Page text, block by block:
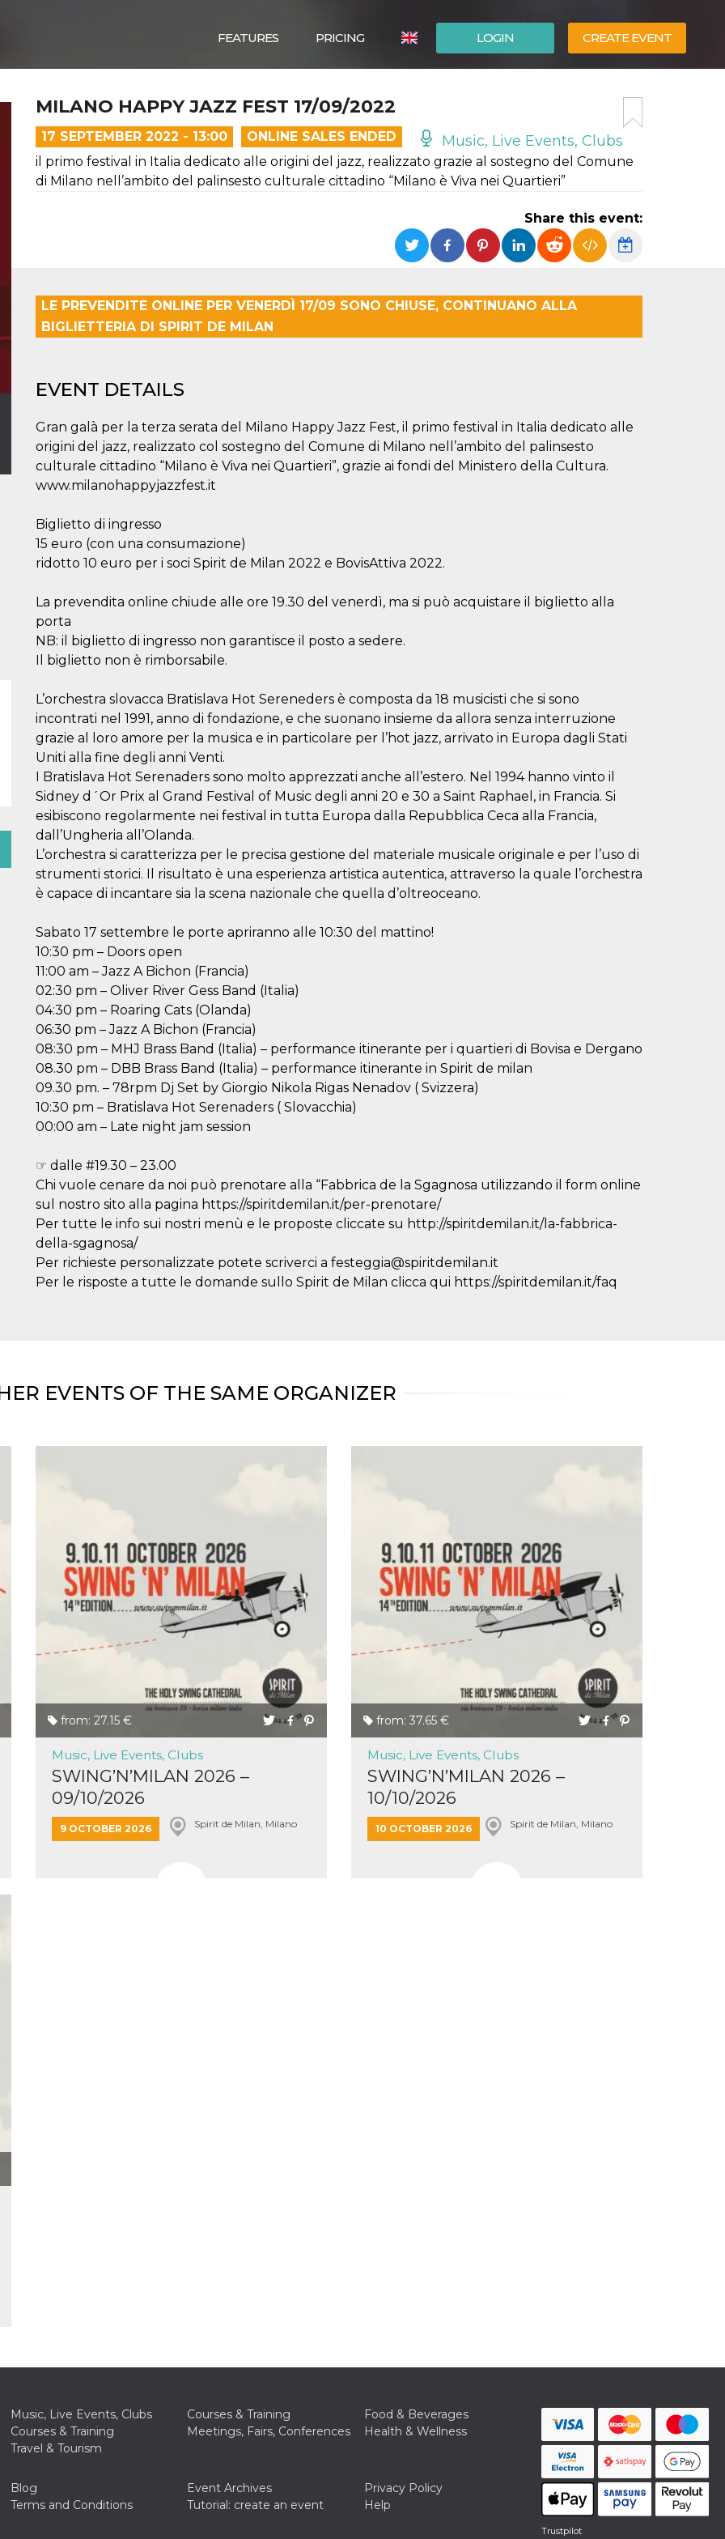
LOGIN CREATE EVENT
FEATURES PRICING
MILANO HAPPY JAZZ FEST 17/09/2022
17 SEPTEMBER 2022 - 13:00 ONLINE SALES ENDED Music, Live Events, Clubs
il primo festival in Italia dedicato alle origini del jazz, realizzato grazie al sostegno del Comune
di Milano nell’ambito del palinsesto culturale cittadino “Milano è Viva nei Quartieri”
Share this event:
LE PREVENDITE ONLINE PER VENERDÌ 17/09 SONO CHIUSE, CONTINUANO ALLA
BIGLIETTERIA DI SPIRIT DE MILAN
EVENT DETAILS
Gran galà per la terza serata del Milano Happy Jazz Fest, il primo festival in Italia dedicato alle
origini del jazz, realizzato col sostegno del Comune di Milano nell’ambito del palinsesto
culturale cittadino “Milano è Viva nei Quartieri”, grazie ai fondi del Ministero della Cultura.
www.milanohappyjazzfest.it
Biglietto di ingresso
15 euro (con una consumazione)
ridotto 10 euro per i soci Spirit de Milan 2022 e BovisAttiva 2022.
La prevendita online chiude alle ore 19.30 del venerdì, ma si può acquistare il biglietto alla
porta
NB: il biglietto di ingresso non garantisce il posto a sedere.
Il biglietto non è rimborsabile.
L’orchestra slovacca Bratislava Hot Sereneders è composta da 18 musicisti che si sono
incontrati nel 1991, anno di fondazione, e che suonano insieme da allora senza interruzione
grazie al loro amore per la musica e in particolare per l’hot jazz, arrivato in Europa dagli Stati
Uniti alla fine degli anni Venti.
I Bratislava Hot Serenaders sono molto apprezzati anche all’estero. Nel 1994 hanno vinto il
Sidney d´Or Prix al Grand Festival of Music degli anni 20 e 30 a Saint Raphael, in Francia. Si
esibiscono regolarmente nei festival in tutta Europa dalla Repubblica Ceca alla Francia,
dall’Ungheria all’Olanda.
L’orchestra si caratterizza per le precisa gestione del materiale musicale originale e per l’uso di
strumenti storici. Il risultato è una esperienza artistica autentica, attraverso la quale l’orchestra
è capace di incantare sia la scena nazionale che quella d’oltreoceano.
Sabato 17 settembre le porte apriranno alle 10:30 del mattino!
10:30 pm – Doors open
11:00 am – Jazz A Bichon (Francia)
02:30 pm – Oliver River Gess Band (Italia)
04:30 pm – Roaring Cats (Olanda)
06:30 pm – Jazz A Bichon (Francia)
08:30 pm – MHJ Brass Band (Italia) – performance itinerante per i quartieri di Bovisa e Dergano
08.30 pm – DBB Brass Band (Italia) – performance itinerante in Spirit de milan
09.30 pm. – 78rpm Dj Set by Giorgio Nikola Rigas Nenadov ( Svizzera)
10:30 pm – Bratislava Hot Serenaders ( Slovacchia)
00:00 am – Late night jam session
☞ dalle #19.30 – 23.00
Chi vuole cenare da noi può prenotare alla “Fabbrica de la Sgagnosa utilizzando il form online
sul nostro sito alla pagina https://spiritdemilan.it/per-prenotare/
Per tutte le info sui nostri menù e le proposte cliccate su http://spiritdemilan.it/la-fabbrica-
della-sgagnosa/
Per richieste personalizzate potete scriverci a festeggia@spiritdemilan.it
Per le risposte a tutte le domande sullo Spirit de Milan clicca qui https://spiritdemilan.it/faq
EVENTS OF THE SAME ORGANIZER
from: 27.15 €
Music, Live Events, Clubs
SWING’N’MILAN 2026 –
09/10/2026
9 OCTOBER 2026 Spirit de Milan, Milano
from: 37.65 €
Music, Live Events, Clubs
SWING’N’MILAN 2026 –
10/10/2026
10 OCTOBER 2026 Spirit de Milan, Milano
Music, Live Events, Clubs Courses & Training
Food & Beverages
Courses & Training
Meetings, Fairs, Conferences
Health & Wellness
Travel & Tourism
Blog Event Archives
Privacy Policy
Terms and Conditions
Tutorial: create an event Help
Trustpilot